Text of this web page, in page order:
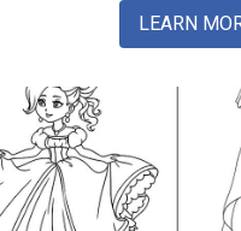
LEARN